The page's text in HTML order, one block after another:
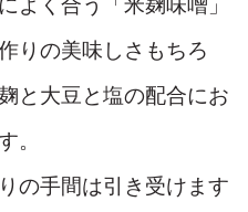
りの美味しさもちろ
と大豆と塩の配合にお
。
の手間は引き受けます